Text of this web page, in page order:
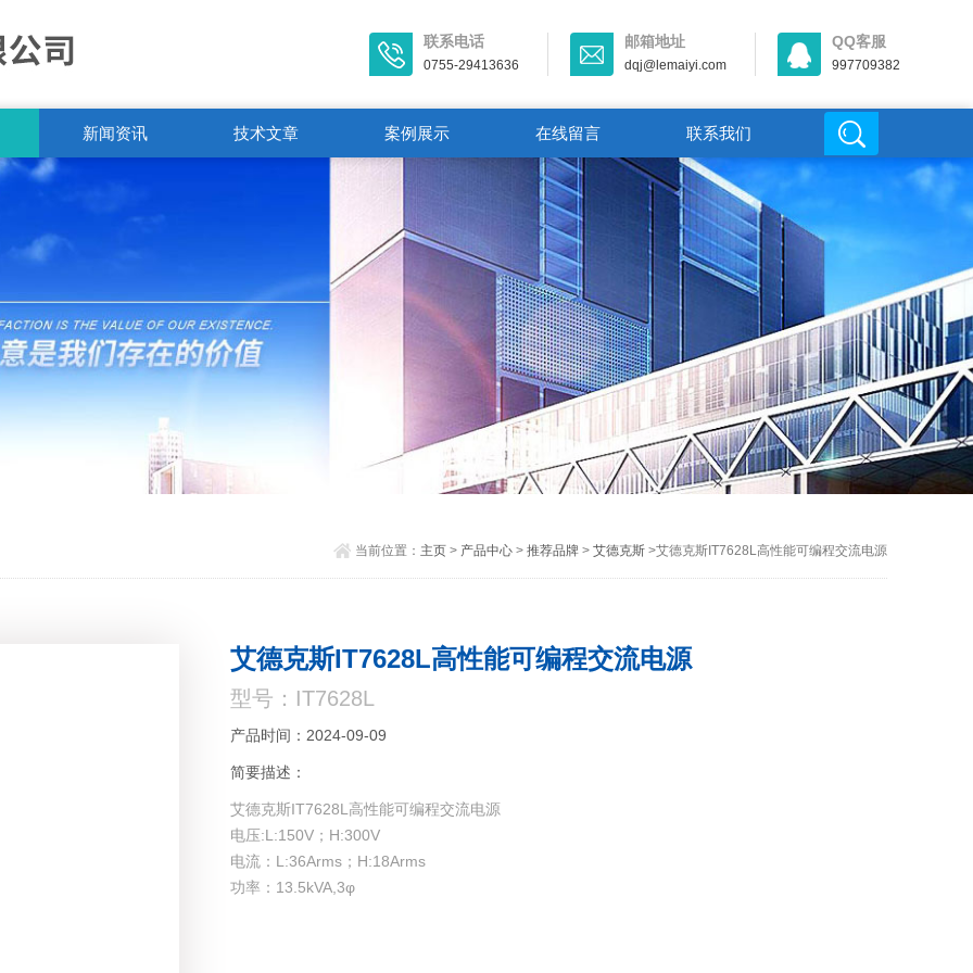
联系电话
0755-29413636
邮箱地址
dqj@lemaiyi.com
QQ客服
997709382
新闻资讯 技术文章 案例展示 在线留言 联系我们
当前位置： 主页> 产品中心> 推荐品牌> 艾德克斯>艾德克斯IT7628L高性能可编程交流电源
艾德克斯IT7628L高性能可编程交流电源
型号：IT7628L
产品时间：2024-09-09
简要描述：
艾德克斯IT7628L高性能可编程交流电源
电压:L:150V；H:300V
电流：L:36Arms；H:18Arms
功率：13.5kVA,3φ